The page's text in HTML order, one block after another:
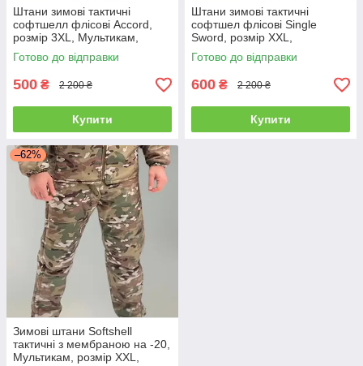
Штани зимові тактичні
софтшелл флісові Accord,
розмір 3XL, Мультикам,
утеплені штани для
військових
Готово до відправки
500 ₴ 2 200 ₴
Купити
Штани зимові тактичні
софтшел флісові Single
Sword, розмір XXL,
Мультикам, утеплені штани
для військових (153.20.0110)
Готово до відправки
600 ₴ 2 200 ₴
Купити
–62%
Зимові штани Softshell
тактичні з мембраною на -20,
Мультикам, розмір XXL,